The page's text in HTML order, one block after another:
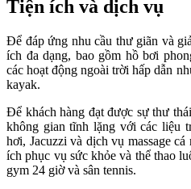
Tiện ích và dịch vụ
Để đáp ứng nhu cầu thư giãn và
ích đa dạng, bao gồm hồ bơi
các hoạt động ngoài trời hấp dẫn
kayak.
Để khách hàng đạt được sự thư
không gian tĩnh lặng với các liệu
hơi, Jacuzzi và dịch vụ massage
ích phục vụ sức khỏe và thể thao
gym 24 giờ và sân tennis.